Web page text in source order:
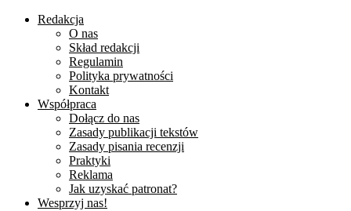
Redakcja
O nas
Skład redakcji
Regulamin
Polityka prywatności
Kontakt
Współpraca
Dołącz do nas
Zasady publikacji tekstów
Zasady pisania recenzji
Praktyki
Reklama
Jak uzyskać patronat?
Wesprzyj nas!